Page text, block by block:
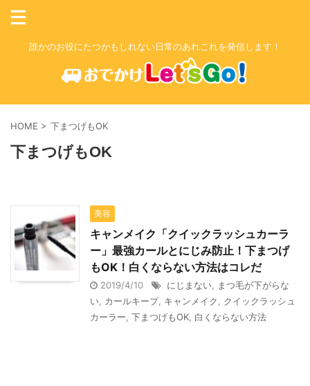
誰かのお役にたつかもしれない日常のあれこれを発信します！
HOME > 下まつげもOK
下まつげもOK
美容
キャンメイク「クイックラッシュカーラ
ー」最強カールとにじみ防止！下まつげ
もOK！白くならない方法はコレだ
2019/4/10 にじまない
まつ毛が下がらな
い
カールキープ, キャンメイク
クイックラッシュ
カーラー 下まつげもOK 白くならない方法